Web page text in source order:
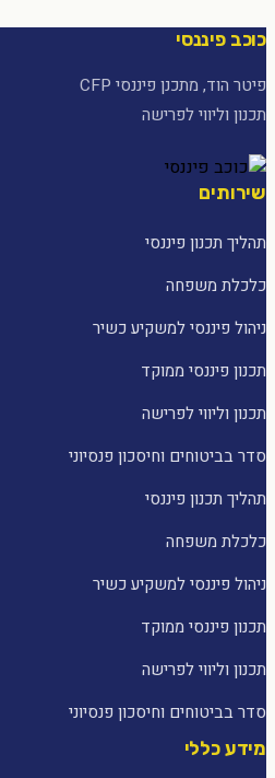
כוכב פיננסי
פיטר הוד, מתכנן פיננסי CFP
תכנון וליווי לפרישה
שירותים
תהליך תכנון פיננסי
כלכלת משפחה
ניהול פיננסי למשקיע כשיר
תכנון פיננסי ממוקד
תכנון וליווי לפרישה
סדר בביטוחים וחיסכון פנסיוני
תהליך תכנון פיננסי
כלכלת משפחה
ניהול פיננסי למשקיע כשיר
תכנון פיננסי ממוקד
תכנון וליווי לפרישה
סדר בביטוחים וחיסכון פנסיוני
מידע כללי